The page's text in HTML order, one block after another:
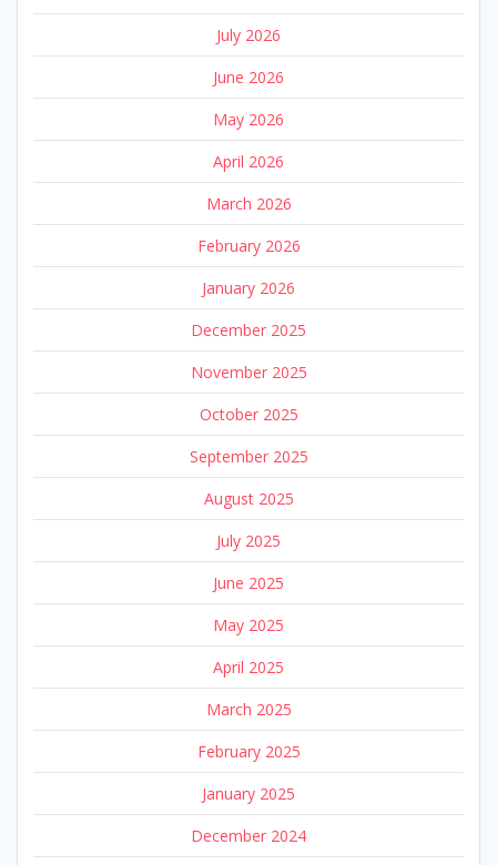
July 2026
June 2026
May 2026
April 2026
March 2026
February 2026
January 2026
December 2025
November 2025
October 2025
September 2025
August 2025
July 2025
June 2025
May 2025
April 2025
March 2025
February 2025
January 2025
December 2024